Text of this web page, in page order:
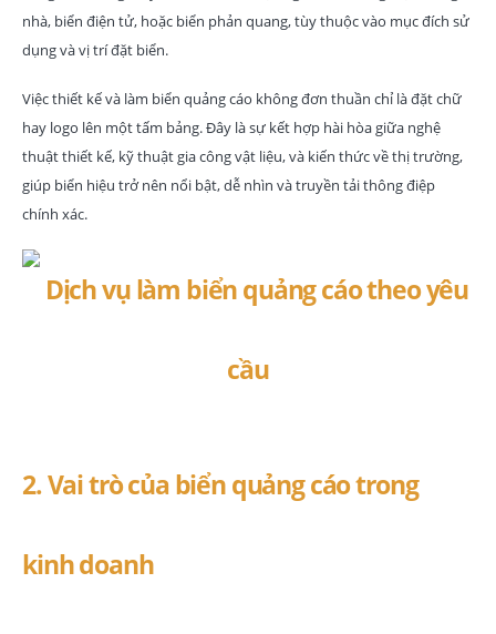
nhà, biển điện tử, hoặc biển phản quang, tùy thuộc vào mục đích sử
dụng và vị trí đặt biển.
Việc thiết kế và làm biển quảng cáo không đơn thuần chỉ là đặt chữ
hay logo lên một tấm bảng. Đây là sự kết hợp hài hòa giữa nghệ
thuật thiết kế, kỹ thuật gia công vật liệu, và kiến thức về thị trường,
giúp biển hiệu trở nên nổi bật, dễ nhìn và truyền tải thông điệp
chính xác.
2. Vai trò của biển quảng cáo trong
kinh doanh